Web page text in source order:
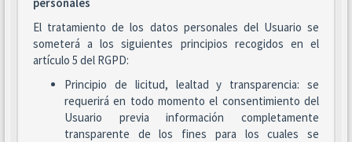
El tratamiento de los datos personales del Usuario se
someterá a los siguientes principios recogidos en el
artículo 5 del RGPD:
Principio de licitud, lealtad y transparencia: se
requerirá en todo momento el consentimiento del
Usuario previa información completamente
transparente de los fines para los cuales se